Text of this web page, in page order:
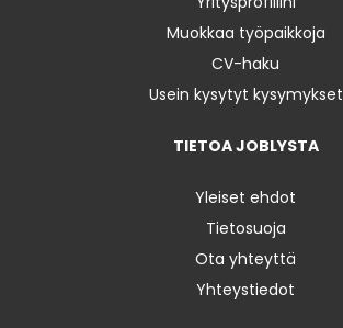
Muokkaa työpaikkoja
CV-haku
Usein kysytyt kysymykset
TIETOA JOBLYSTA
Yleiset ehdot
Tietosuoja
Ota yhteyttä
Yhteystiedot